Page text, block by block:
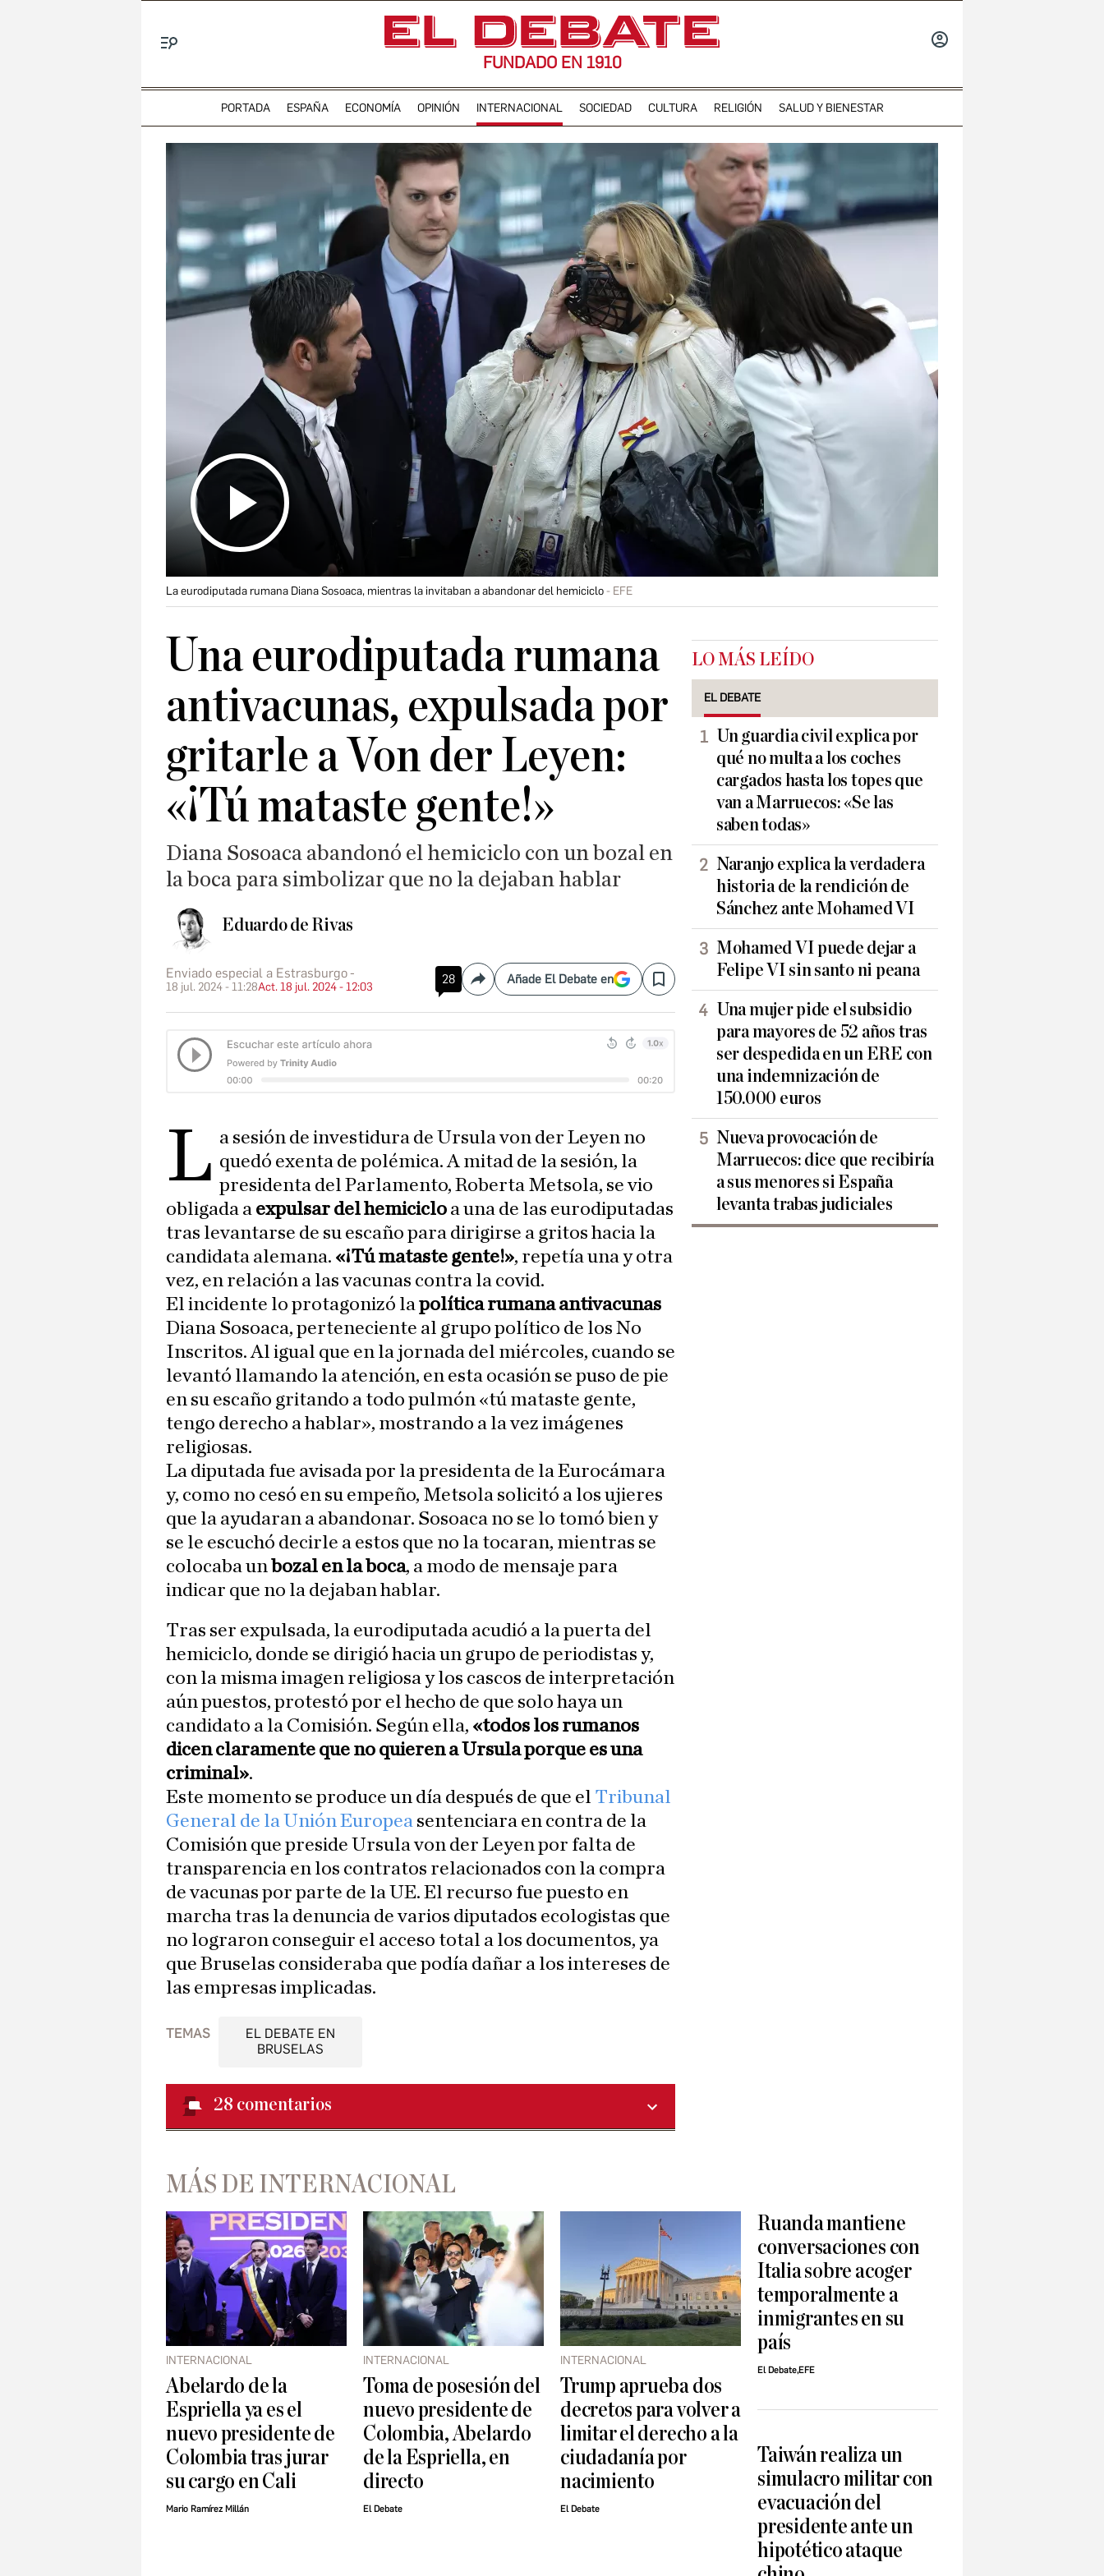
FUNDADO EN 1910
PORTADA ESPAÑA ECONOMÍA OPINIÓN INTERNACIONAL SOCIEDAD CULTURA RELIGIÓN SALUD Y BIENESTAR
La eurodiputada rumana Diana Sosoaca, mientras la invitaban a abandonar del hemiciclo EFE
Una eurodiputada rumana
antivacunas, expulsada por
gritarle a Von der Leyen:
«¡Tú mataste gente!»
Diana Sosoaca abandonó el hemiciclo con un bozal en
la boca para simbolizar que no la dejaban hablar
Eduardo de Rivas
Enviado especial a Estrasburgo
18 jul. 2024 - 11:28Act. 18 jul. 2024 - 12:03 28 CompartirAñade El Debate en Save
L a sesión de investidura de Ursula von der Leyen no
quedó exenta de polémica. A mitad de la sesión, la
presidenta del Parlamento, Roberta Metsola, se vio
obligada a expulsar del hemiciclo a una de las eurodiputadas
tras levantarse de su escaño para dirigirse a gritos hacia la
candidata alemana. «¡Tú mataste gente!», repetía una y otra
vez, en relación a las vacunas contra la covid.
El incidente lo protagonizó lapolítica rumana antivacunas
Diana Sosoaca, perteneciente al grupo político de los No
Inscritos. Al igual que en la jornada del miércoles, cuando se
levantó llamando la atención, en esta ocasión se puso de pie
en su escaño gritando a todo pulmón «tú mataste gente,
tengo derecho a hablar», mostrando a la vez imágenes
religiosas.
La diputada fue avisada por la presidenta de la Eurocámara
y, como no cesó en su empeño, Metsola solicitó a los ujieres
que la ayudaran a abandonar. Sosoaca no se lo tomó bien y
se le escuchó decirle a estos que no la tocaran, mientras se
colocaba unbozal en la boca, a modo de mensaje para
indicar que no la dejaban hablar.
Tras ser expulsada, la eurodiputada acudió a la puerta del
hemiciclo, donde se dirigió hacia un grupo de periodistas y,
con la misma imagen religiosa y los cascos de interpretación
aún puestos, protestó por el hecho de que solo haya un
candidato a la Comisión. Según ella, «todos los rumanos
dicen claramente que no quieren a Ursula porque es una
criminal».
Este momento se produce un día después de que el Tribunal
General de la Unión Europea sentenciara en contra de la
Comisión que preside Ursula von der Leyen por falta de
transparencia en los contratos relacionados con la compra
de vacunas por parte de la UE. El recurso fue puesto en
marcha tras la denuncia de varios diputados ecologistas que
no lograron conseguir el acceso total a los documentos, ya
que Bruselas consideraba que podía dañar a los intereses de
las empresas implicadas.
TEMAS
EL DEBATE EN
BRUSELAS
28 comentarios
LO MÁS LEÍDO
EL DEBATE
Un guardia civil explica por
qué no multa a los coches
cargados hasta los topes que
van a Marruecos: «Se las
saben todas»
Naranjo explica la verdadera
historia de la rendición de
Sánchez ante Mohamed VI
Mohamed VI puede dejar a
Felipe VI sin santo ni peana
Una mujer pide el subsidio
para mayores de 52 años tras
ser despedida en un ERE con
una indemnización de
150.000 euros
Nueva provocación de
Marruecos: dice que recibiría
a sus menores si España
levanta trabas judiciales
MÁS DE INTERNACIONAL
INTERNACIONAL
Abelardo de la
Espriella ya es el
nuevo presidente de
Colombia tras jurar
su cargo en Cali
Mario Ramírez Millán
INTERNACIONAL
Toma de posesión del
nuevo presidente de
Colombia, Abelardo
de la Espriella, en
directo
El Debate
INTERNACIONAL
Trump aprueba dos
decretos para volver a
limitar el derecho a la
ciudadanía por
nacimiento
El Debate
Ruanda mantiene
conversaciones con
Italia sobre acoger
temporalmente a
inmigrantes en su
país
El Debate,EFE
Taiwán realiza un
simulacro militar con
evacuación del
presidente ante un
hipotético ataque